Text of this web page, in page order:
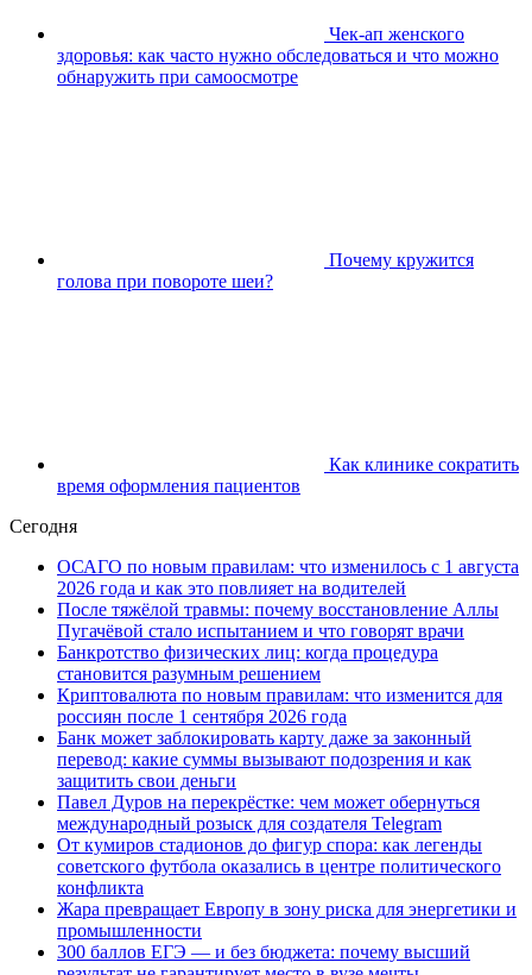
Чек-ап женского
здоровья: как часто нужно обследоваться и что можно
обнаружить при самоосмотре
Почему кружится
голова при повороте шеи?
Как клинике сократить
время оформления пациентов
Сегодня
ОСАГО по новым правилам: что изменилось с 1 августа
2026 года и как это повлияет на водителей
После тяжёлой травмы: почему восстановление Аллы
Пугачёвой стало испытанием и что говорят врачи
Банкротство физических лиц: когда процедура
становится разумным решением
Криптовалюта по новым правилам: что изменится для
россиян после 1 сентября 2026 года
Банк может заблокировать карту даже за законный
перевод: какие суммы вызывают подозрения и как
защитить свои деньги
Павел Дуров на перекрёстке: чем может обернуться
международный розыск для создателя Telegram
От кумиров стадионов до фигур спора: как легенды
советского футбола оказались в центре политического
конфликта
Жара превращает Европу в зону риска для энергетики и
промышленности
300 баллов ЕГЭ — и без бюджета: почему высший